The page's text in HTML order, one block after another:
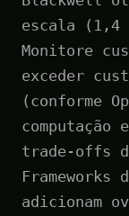
escala (1,4
Monitore
exceder
(conforme
computação
trade-offs
Frameworks
adicionam